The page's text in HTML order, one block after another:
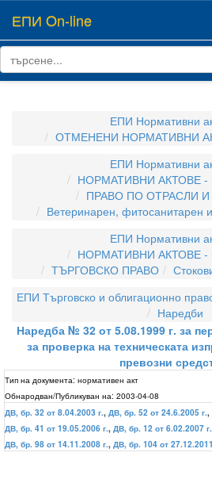
ЕПИ On-line
ЕПИ Нормативни
ОТМЕНЕНИ НОРМАТИВНИ
ЕПИ Нормативни
НОРМАТИВНИ АКТОВЕ
ПРАВО ПО ОТРАСЛИ
Ветеринарен, фитосанитарен
ЕПИ Нормативни
НОРМАТИВНИ АКТОВЕ
ТЪРГОВСКО ПРАВО
ЕПИ Търговско и облигационно
Наредби
Наредба № 32 от 5.08.1999 г. за
за проверка на техническата
превозни
Тип на документа: нормативен акт
Обнародван/Публикуван на: 2003-04-08
ДВ, бр. 32 от 8.04.2003 г., ДВ, бр. 52 от 24.6.2005 г.,
ДВ, бр. 41 от 19.05.2006 г., ДВ, бр. 12 от 6.02.2007 г.
ДВ, бр. 98 от 14.11.2008 г., ДВ, бр. 104 от